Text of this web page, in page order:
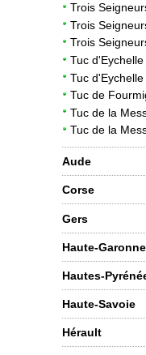
Trois
Trois
Trois
Tuc d'Eychelle
Tuc
Tuc de
Tuc de la
Tuc de la
Aude
Corse
Gers
Haute-Garonne
Hautes-
Haute-Savoie
Hérault